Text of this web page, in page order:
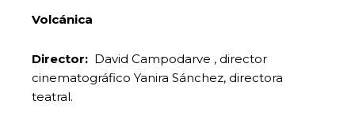
Volcánica
Director: David Campodarve , director
cinematográfico Yanira Sánchez, directora
teatral.